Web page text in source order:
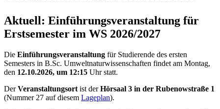
Aktuell: Einführungsveranstaltung für
Erstsemester im WS 2026/2027
Die Einführungsveranstaltung für Studierende des ersten
Semesters in B.Sc. Umweltnaturwissenschaften findet am Montag,
den 12.10.2026, um 12:15 Uhr statt.
DerVeranstaltungsort ist derHörsaal 3 in der Rubenowstraße 1
(Nummer 27 auf diesem Lageplan).